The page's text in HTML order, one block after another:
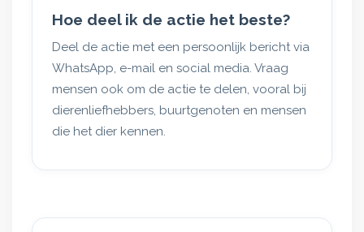
Hoe deel ik de actie het beste?
Deel de actie met een persoonlijk bericht via
WhatsApp, e-mail en social media. Vraag
mensen ook om de actie te delen, vooral bij
dierenliefhebbers, buurtgenoten en mensen
die het dier kennen.